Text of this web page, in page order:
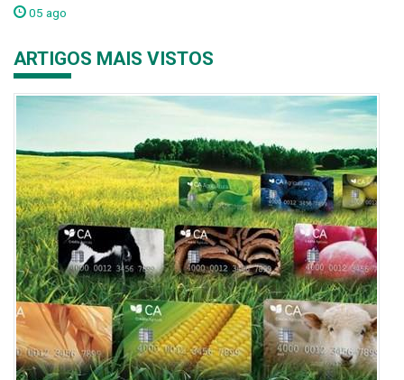
05 ago
ARTIGOS MAIS VISTOS